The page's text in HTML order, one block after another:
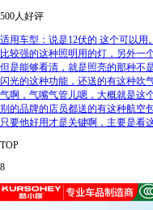
500人好评
适用车型：说是12伏的 这个可以
比较强的这种照明用的灯，另外一
但是能够看清，就是照亮的那种不
闪光的这种功能，还送的有这种吹
气啊，气嘴气管儿嗯，大概就是这
别的品牌的店员都送的有这种航空
只要他好用才是关键啊，主要是看
TOP
8